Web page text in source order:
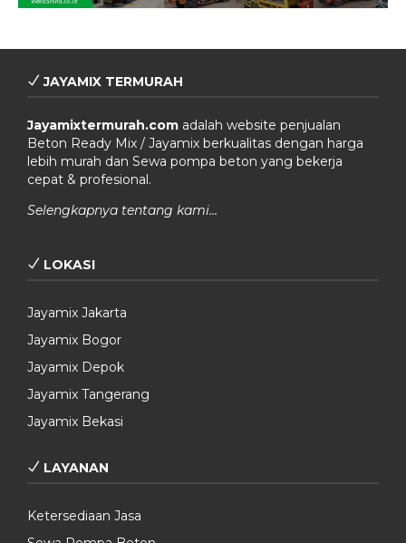
JAYAMIX TERMURAH
Jayamixtermurah.com adalah website penjualan
Beton Ready Mix / Jayamix berkualitas dengan harga
lebih murah dan Sewa pompa beton yang bekerja
cepat & profesional.
Selengkapnya tentang kami…
LOKASI
Jayamix Jakarta
Jayamix Bogor
Jayamix Depok
Jayamix Tangerang
Jayamix Bekasi
LAYANAN
Ketersediaan Jasa